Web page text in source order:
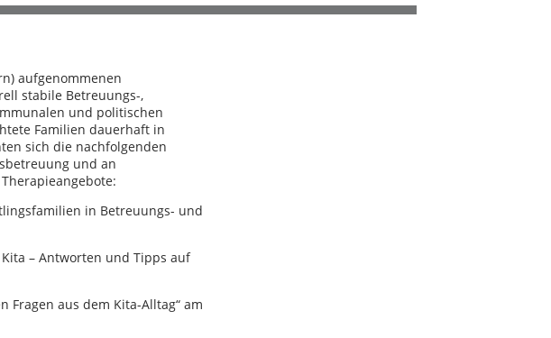
aufgenommenen
stabile Betreuungs-,
und politischen
Familien dauerhaft in
sich die nachfolgenden
und an
in Betreuungs- und
– Antworten und Tipps auf
aus dem Kita-Alltag“ am